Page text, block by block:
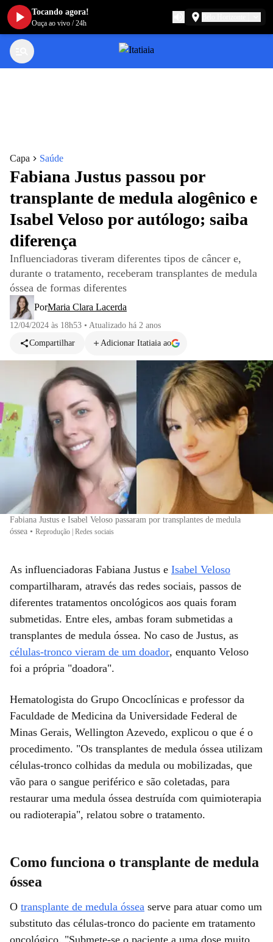
Capa Saúde
Fabiana Justus passou por
transplante de medula alogênico e
Isabel Veloso por autólogo; saiba
diferença
Influenciadoras tiveram diferentes tipos de câncer e,
durante o tratamento, receberam transplantes de medula
óssea de formas diferentes
PorMaria Clara Lacerda
12/04/2024 às 18h53 • Atualizado há 2 anos
Compartilhar
Adicionar Itatiaia ao
Fabiana Justus e Isabel Veloso passaram por transplantes de medula
óssea • Reprodução | Redes sociais
As influenciadoras Fabiana Justus e Isabel Veloso
compartilharam, através das redes sociais, passos de
diferentes tratamentos oncológicos aos quais foram
submetidas. Entre eles, ambas foram submetidas a
transplantes de medula óssea. No caso de Justus, as
células-tronco vieram de um doador, enquanto Veloso
foi a própria "doadora".
Hematologista do Grupo Oncoclínicas e professor da
Faculdade de Medicina da Universidade Federal de
Minas Gerais, Wellington Azevedo, explicou o que é o
procedimento. "Os transplantes de medula óssea utilizam
células-tronco colhidas da medula ou mobilizadas, que
vão para o sangue periférico e são coletadas, para
restaurar uma medula óssea destruída com quimioterapia
ou radioterapia", relatou sobre o tratamento.
Como funciona o transplante de medula
óssea
O transplante de medula óssea serve para atuar como um
substituto das células-tronco do paciente em tratamento
oncológico. "Submete-se o paciente a uma dose muito
Tocando agora!
Ouça ao vivo /24h